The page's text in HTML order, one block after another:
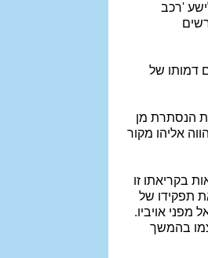
'רכב
דמותו של
הנסתרת מן
אליהו מקור
בקריאתו זו
תפקידו של
אויביו.
בהמשך